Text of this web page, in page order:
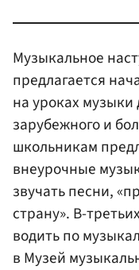
Музыкальное
предлагается
на уроках
зарубежного и
школьникам
внеурочные
звучать песни,
страну». В-
водить по
в Музей